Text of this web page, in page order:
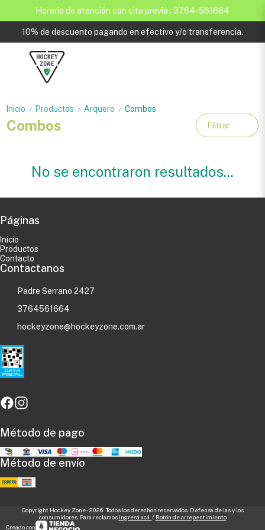
Horario de atención con cita previa : 3764-561664
10% de descuento pagando en efectivo y/o transferencia.
Inicio / Productos / Arquero / Combos
Combos Filtrar
No se encontraron resultados...
Páginas
Inicio
Productos
Contacto
Contactanos
Padre Serrano 2427
3764561664
hockeyzone@hockeyzone.com.ar
Método de pago
Método de envío
Copyright Hockey Zone - 2026. Todos los derechos reservados. Defensa de las y los
consumidores. Para reclamos ingresá acá. / Botón de arrepentimiento
Creado con